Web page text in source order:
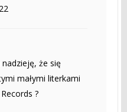
nadzieję, że się
małymi literkami
?